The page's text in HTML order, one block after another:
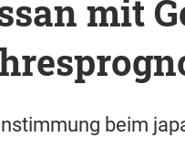
mit
beim